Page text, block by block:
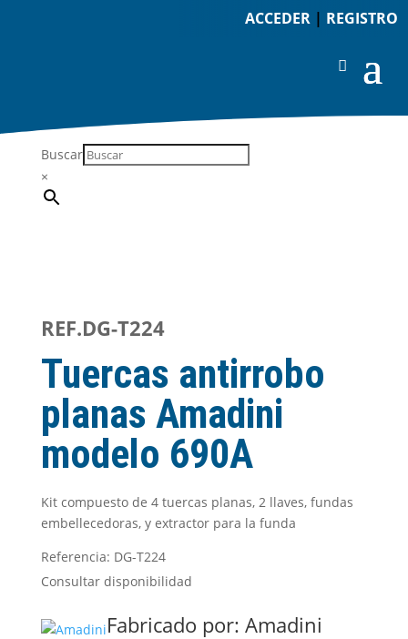
ACCEDER| REGISTRO
Buscar
×
REF.DG-T224
Tuercas antirrobo
planas Amadini
modelo 690A
Kit compuesto de 4 tuercas planas, 2 llaves, fundas
embellecedoras, y extractor para la funda
Referencia: DG-T224
Consultar disponibilidad
Fabricado por: Amadini